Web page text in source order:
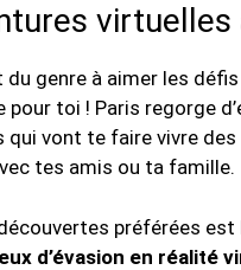
genre à aimer les défis
pour toi ! Paris regorge
qui vont te faire vivre
tes amis ou ta famille.
découvertes préférées
d’évasion en réalité